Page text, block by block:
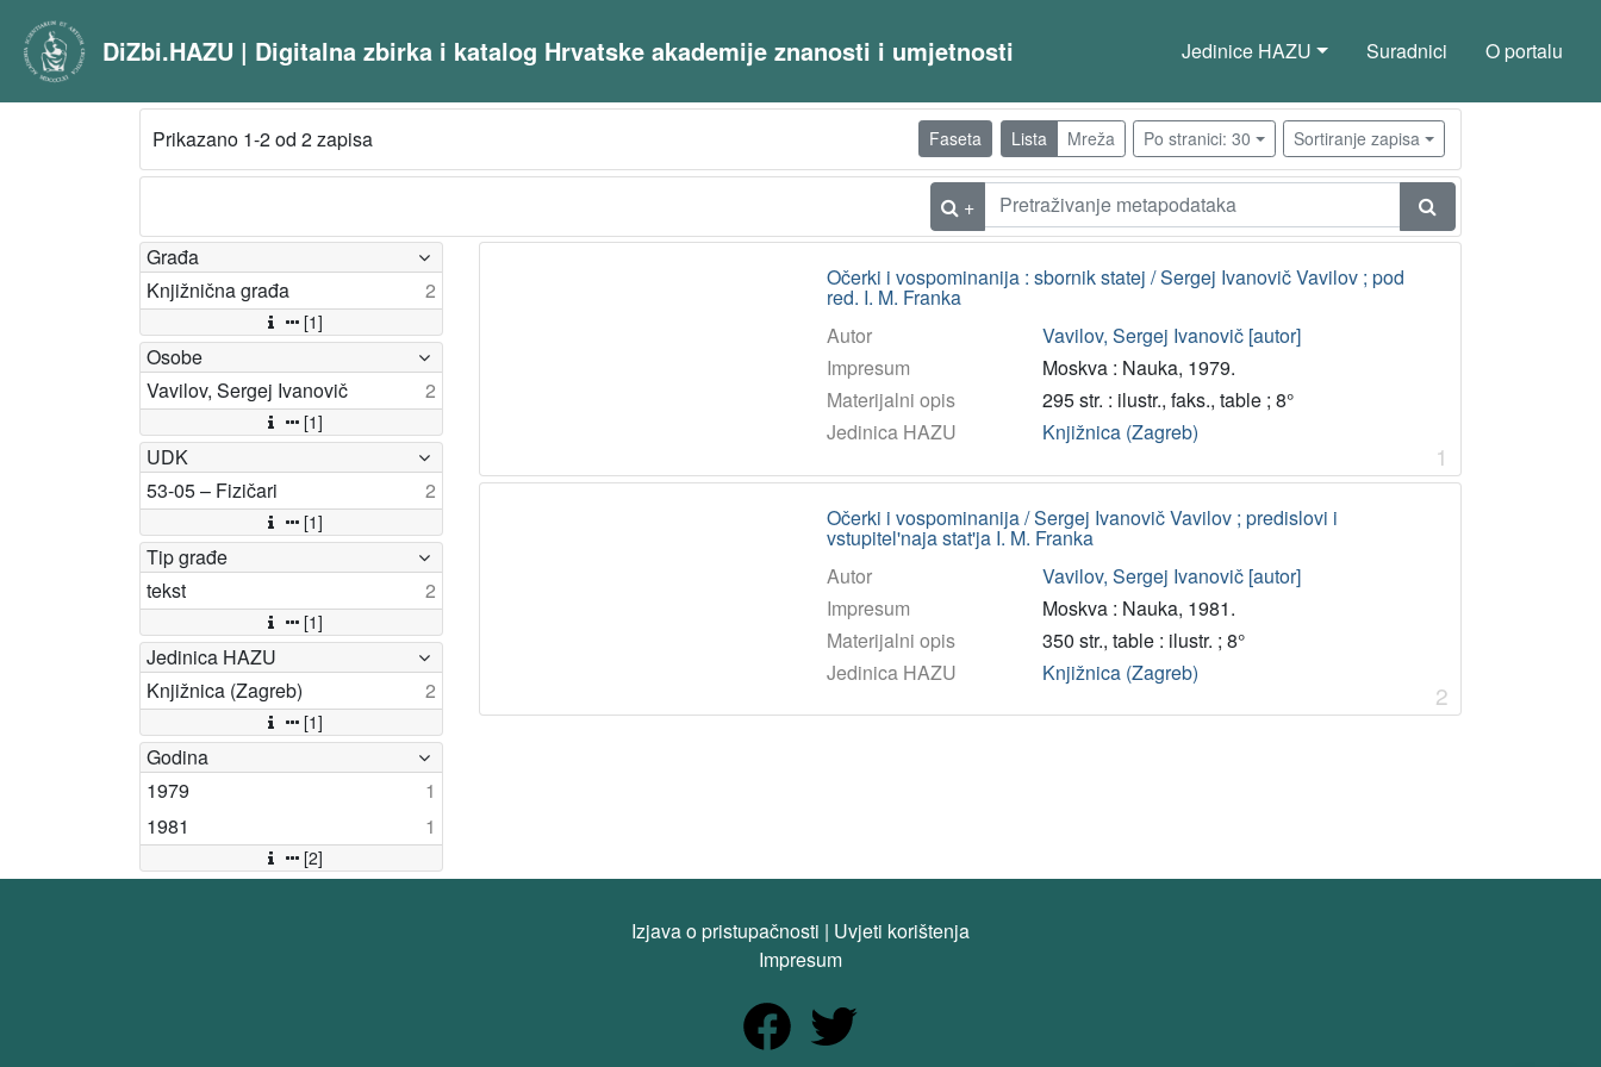
DiZbi.HAZU | Digitalna zbirka i katalog Hrvatske akademije znanosti i umjetnosti Jedinice HAZU Suradnici O portalu
Prikazano 1-2 od 2 zapisa Faseta Lista Mreža Po stranici: 30 Sortiranje zapisa
+
Građa
Knjižnična građa
2
[1]
Osobe
Vavilov, Sergej Ivanovič
2
[1]
UDK
53-05 – Fizičari
2
[1]
Tip građe
tekst
2
[1]
Jedinica HAZU
Knjižnica (Zagreb)
2
[1]
Godina
1979
1
1981
1
[2]
Očerki i vospominanija : sbornik statej / Sergej Ivanovič Vavilov ; pod
red. I. M. Franka
Autor
Vavilov, Sergej Ivanovič [autor]
Impresum
Moskva : Nauka, 1979.
Materijalni opis
295 str. : ilustr., faks., table ; 8°
Jedinica HAZU
Knjižnica (Zagreb)
1
Očerki i vospominanija / Sergej Ivanovič Vavilov ; predislovi i
vstupitel'naja stat'ja I. M. Franka
Autor
Vavilov, Sergej Ivanovič [autor]
Impresum
Moskva : Nauka, 1981.
Materijalni opis
350 str., table : ilustr. ; 8°
Jedinica HAZU
Knjižnica (Zagreb)
2
Izjava o pristupačnosti | Uvjeti korištenja
Impresum